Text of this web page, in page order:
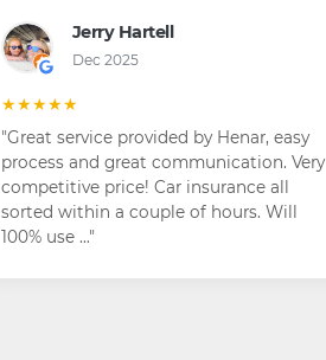
Jerry Hartell
Dec 2025
★★★★★
"Great service provided by Henar, easy
process and great communication. Very
competitive price! Car insurance all
sorted within a couple of hours. Will
100% use …"